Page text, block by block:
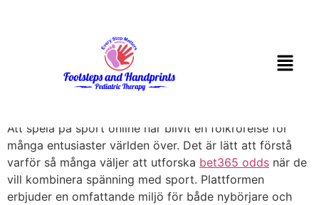
upplevelsen hos
bet365
Att spela på sport online har blivit en folkrörelse för
många entusiaster världen över. Det är lätt att förstå
varför så många väljer att utforska bet365 odds när de
vill kombinera spänning med sport. Plattformen
erbjuder en omfattande miljö för både nybörjare och